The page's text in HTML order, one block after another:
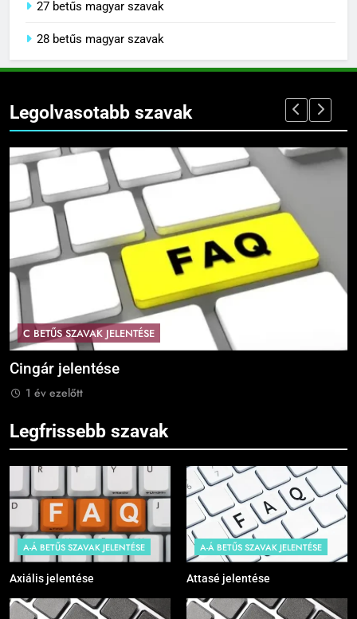
27 betűs magyar szavak
28 betűs magyar szavak
Legolvasotabb szavak
C BETŰS SZAVAK JELENTÉSE
Cingár jelentése
1 év ezelőtt
Legfrissebb szavak
A-Á BETŰS SZAVAK JELENTÉSE
Axiális jelentése
A-Á BETŰS SZAVAK JELENTÉSE
Attasé jelentése